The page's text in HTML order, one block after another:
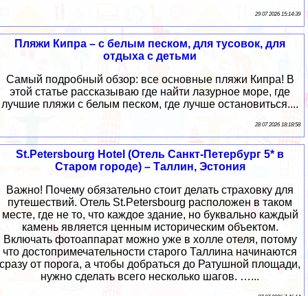
29 07 2026 15:14:39
Пляжи Кипра – с белым песком, для тусовок, для
отдыха с детьми
Самый подробный обзор: все основные пляжи Кипра! В
этой статье рассказываю где найти лазурное море, где
лучшие пляжи с белым песком, где лучше остановиться....
28 07 2026 18:18:58
St.Petersbourg Hotel (Отель Санкт-Петербург 5* в
Старом городе) – Таллин, Эстония
Важно! Почему обязательно стоит делать страховку для
путешествий. Отель St.Petersbourg расположен в таком
месте, где не то, что каждое здание, но буквально каждый
камень является ценным историческим объектом.
Включать фотоаппарат можно уже в холле отеля, потому
что достопримечательности старого Таллина начинаются
сразу от порога, а чтобы добраться до Ратушной площади,
нужно сделать всего несколько шагов. …...